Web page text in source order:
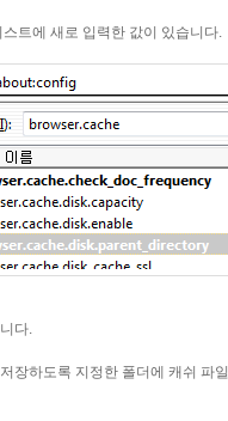
트에 새로 입력한 값이 있습니다.
다.
장하도록 지정한 폴더에 캐쉬 파